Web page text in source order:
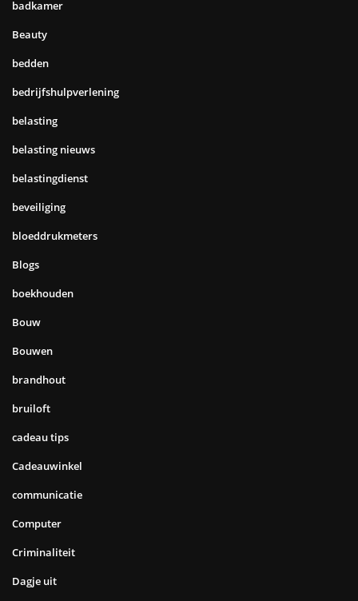
badkamer
Beauty
bedden
bedrijfshulpverlening
belasting
belasting nieuws
belastingdienst
beveiliging
bloeddrukmeters
Blogs
boekhouden
Bouw
Bouwen
brandhout
bruiloft
cadeau tips
Cadeauwinkel
communicatie
Computer
Criminaliteit
Dagje uit